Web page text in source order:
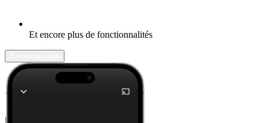
Et encore plus de fonctionnalités